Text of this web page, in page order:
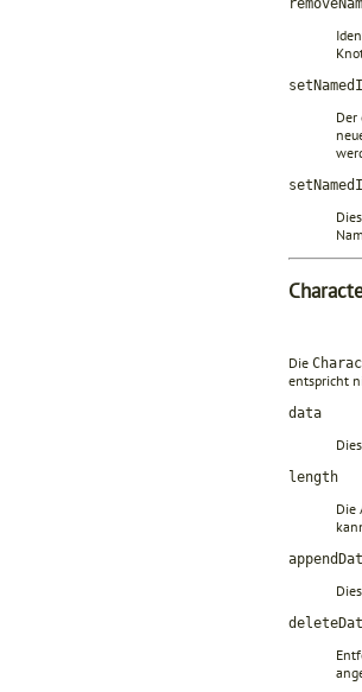
Der
Die
entspricht
data
length
Die